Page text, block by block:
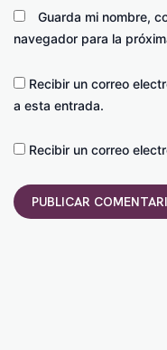
Guarda mi nombre,
navegador para la
Recibir un correo
a esta entrada.
Recibir un correo